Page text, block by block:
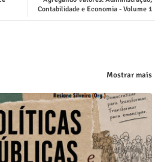
ter tsap
Contabilidade e Economia - Volume 1
Mostrar mais